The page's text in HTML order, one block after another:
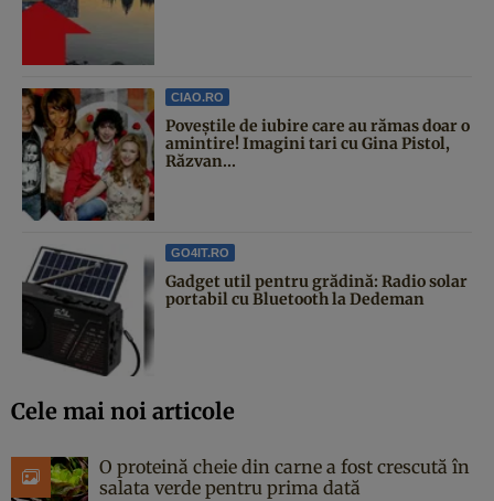
CIAO.RO
Poveştile de iubire care au rămas doar o
amintire! Imagini tari cu Gina Pistol,
Răzvan...
GO4IT.RO
Gadget util pentru grădină: Radio solar
portabil cu Bluetooth la Dedeman
Cele mai noi articole
O proteină cheie din carne a fost crescută în
salata verde pentru prima dată